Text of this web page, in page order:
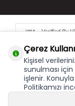
Çerez Kullanımı
Bu site size en iyi
kullanmaktadır.
Çerez
Kişisel
sunulması
işlenir.
Politikamızı